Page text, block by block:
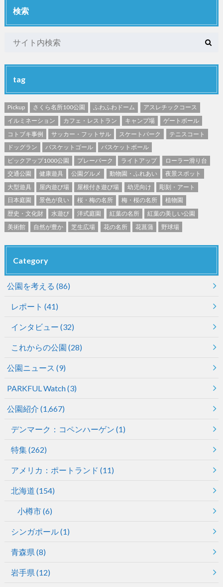
検索
tag
Pickup さくら名所100公園 ふわふわドーム
アスレチックコース
イルミネーション
カフェ・レストラン キャンプ場
ゲートボール
コトブキ事例
サッカー・フットサル スケートパーク
テニスコート
ドッグラン
バスケットゴール
バスケットボール
ピックアップ1000公園
プレーパーク ライトアップ
ローラー滑り台
交通公園
健康遊具 公園グルメ 動物園・ふれあい
夜景スポット
大型遊具
屋内遊び場 屋根付き遊び場 幼児向け
彫刻・アート
日本庭園
景色が良い 桜・梅の名所 梅・桜の名所
植物園
歴史・文化財
水遊び 洋式庭園 紅葉の名所
紅葉の美しい公園
美術館
自然が豊か 芝生広場 花の名所 花菖蒲 野球場
Category
公園を考える (86)
レポート (41)
インタビュー (32)
これからの公園 (28)
公園ニュース (9)
PARKFUL Watch(3)
公園紹介 (1,667)
デンマーク：コペンハーゲン (1)
特集(262)
アメリカ：ポートランド (11)
北海道 (154)
小樽市(6)
シンガポール(1)
青森県 (8)
岩手県 (12)